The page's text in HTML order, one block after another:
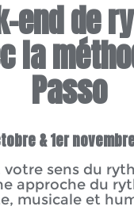
end de
la
Passo
& 1er
votre sens du
approche du
musicale et